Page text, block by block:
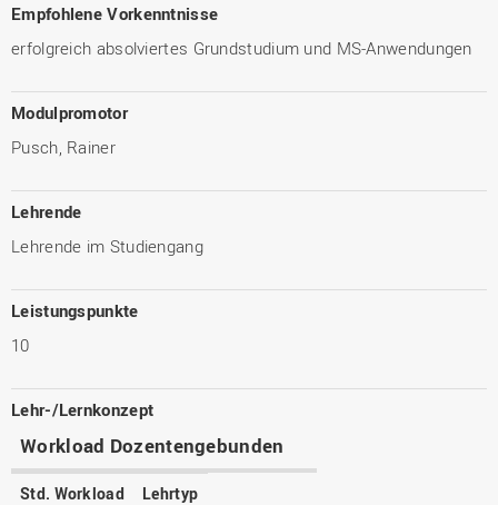
Empfohlene Vorkenntnisse
erfolgreich absolviertes Grundstudium und MS-Anwendungen
Modulpromotor
Pusch, Rainer
Lehrende
Lehrende im Studiengang
Leistungspunkte
10
Lehr-/Lernkonzept
Workload Dozentengebunden
Std. Workload Lehrtyp